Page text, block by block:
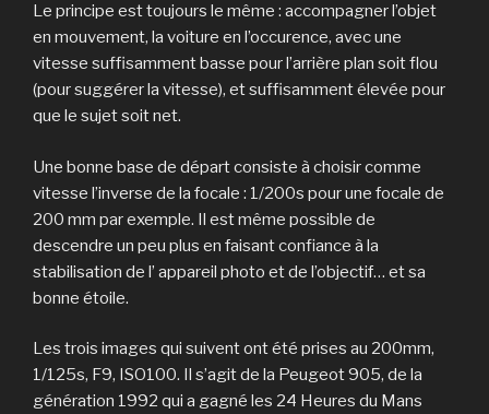
Le principe est toujours le même : accompagner l’objet
en mouvement, la voiture en l’occurence, avec une
vitesse suffisamment basse pour l’arrière plan soit flou
(pour suggérer la vitesse), et suffisamment élevée pour
que le sujet soit net.
Une bonne base de départ consiste à choisir comme
vitesse l’inverse de la focale : 1/200s pour une focale de
200 mm par exemple. Il est même possible de
descendre un peu plus en faisant confiance à la
stabilisation de l’ appareil photo et de l’objectif… et sa
bonne étoile.
Les trois images qui suivent ont été prises au 200mm,
1/125s, F9, ISO100. Il s’agit de la Peugeot 905, de la
génération 1992 qui a gagné les 24 Heures du Mans